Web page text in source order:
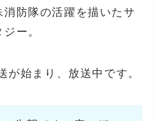
消防隊の活躍を描いたサ
ー。
が始まり、放送中です。